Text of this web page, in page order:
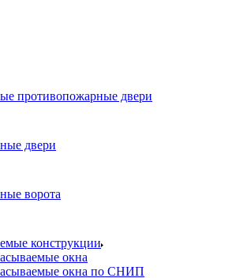
противопожарные двери
двери
ворота
конструкции
окна
окна по СНИП